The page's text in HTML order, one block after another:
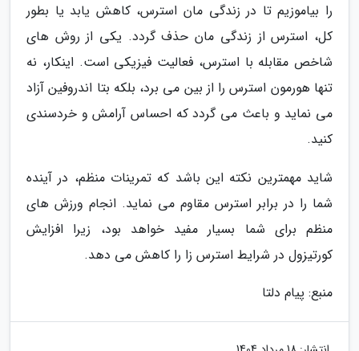
را بیاموزیم تا در زندگی مان استرس، کاهش یابد یا بطور
کل، استرس از زندگی مان حذف گردد. یکی از روش های
شاخص مقابله با استرس، فعالیت فیزیکی است. اینکار، نه
تنها هورمون استرس را از بین می برد، بلکه بتا اندروفین آزاد
می نماید و باعث می گردد که احساس آرامش و خردسندی
کنید.
شاید مهمترین نکته این باشد که تمرینات منظم، در آینده
شما را در برابر استرس مقاوم می نماید. انجام ورزش های
منظم برای شما بسیار مفید خواهد بود، زیرا افزایش
کورتیزول در شرایط استرس زا را کاهش می دهد.
منبع: پیام دلتا